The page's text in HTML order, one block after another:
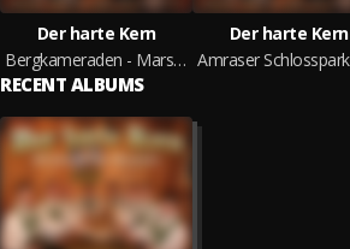
Der harte Kern
Bergkameraden - Marsch
Der harte Kern
RECENT ALBUMS